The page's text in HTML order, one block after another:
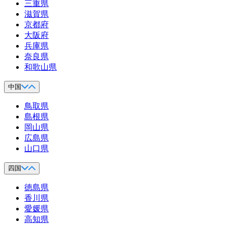
三重県
滋賀県
京都府
大阪府
兵庫県
奈良県
和歌山県
中国
鳥取県
島根県
岡山県
広島県
山口県
四国
徳島県
香川県
愛媛県
高知県